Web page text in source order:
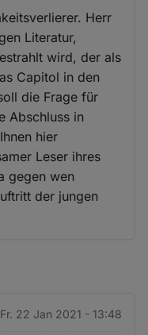
Herr
Literatur,
wird, der als
Capitol in den
die Frage für
Abschluss in
hier
Leser ihres
gegen wen
der jungen
Fr. 22 Jan 2021 - 13:48